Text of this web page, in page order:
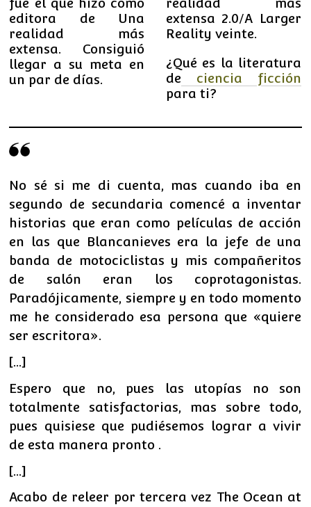
editora de Una
realidad más
extensa. Consiguió
llegar a su meta en
un par de días.
extensa 2.0/A Larger
Reality veinte.
¿Qué es la literatura
de ciencia ficción
para ti?
No sé si me di cuenta, mas cuando iba en
segundo de secundaria comencé a inventar
historias que eran como películas de acción
en las que Blancanieves era la jefe de una
banda de motociclistas y mis compañeritos
de salón eran los coprotagonistas.
Paradójicamente, siempre y en todo momento
me he considerado esa persona que «quiere
ser escritora».
[…]
Espero que no, pues las utopías no son
totalmente satisfactorias, mas sobre todo,
pues quisiese que pudiésemos lograr a vivir
de esta manera pronto .
[…]
Acabo de releer por tercera vez The Ocean at